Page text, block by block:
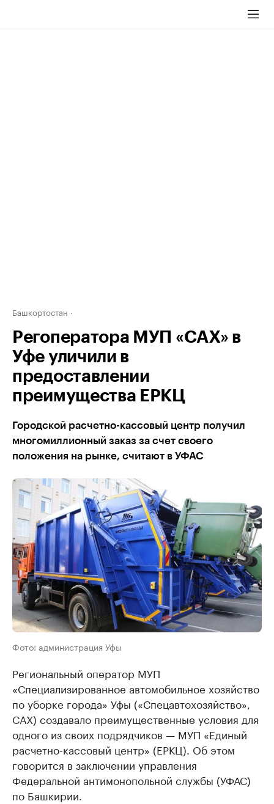
Башкортостан
Регоператора МУП «САХ» в
Уфе уличили в
предоставлении
преимущества ЕРКЦ
Городской расчетно-кассовый центр получил
многомиллионный заказ за счет своего
положения на рынке, считают в УФАС
Фото: администрация Уфы
Региональный оператор МУП
«Специализированное автомобильное хозяйство
по уборке города» Уфы («Спецавтохозяйство»,
САХ) создавало преимущественные условия для
одного из своих подрядчиков — МУП «Единый
расчетно-кассовый центр» (ЕРКЦ). Об этом
говорится в заключении управления
Федеральной антимонопольной службы (УФАС)
по Башкирии.